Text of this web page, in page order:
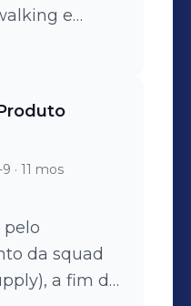
e
9 · 11 mos
pelo
da squad
a fim de